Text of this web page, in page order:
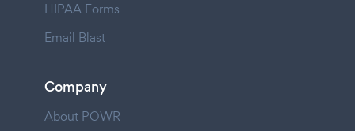
HIPAA Forms
Email Blast
Company
About POWR